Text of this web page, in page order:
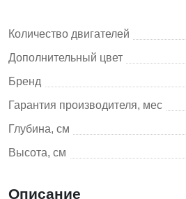
Количество двигателей
Дополнительный цвет
Бренд
Гарантия производителя, мес
Глубина, см
Высота, см
Описание